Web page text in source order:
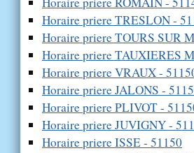
Horaire priere TRESLON -
Horaire priere TOURS SUR
Horaire priere TAUXIERES
Horaire priere VRAUX -
Horaire priere JALONS -
Horaire priere PLIVOT -
Horaire priere JUVIGNY -
Horaire priere ISSE - 51150